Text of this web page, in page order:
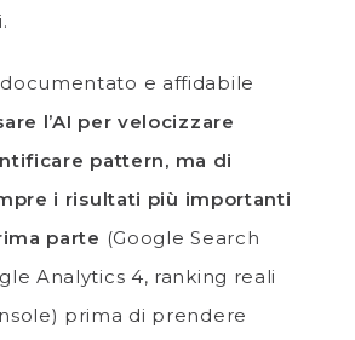
e affidabile
l’AI per velocizzare
pattern, ma di
i risultati più importanti
parte (Google Search
Analytics 4, ranking reali
prima di prendere